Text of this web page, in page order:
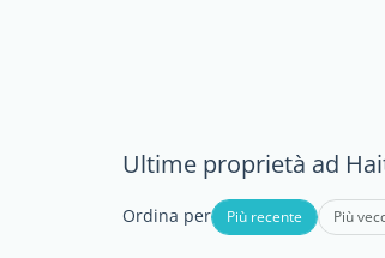
Ultime proprietà ad
Ordina per Più recente Più